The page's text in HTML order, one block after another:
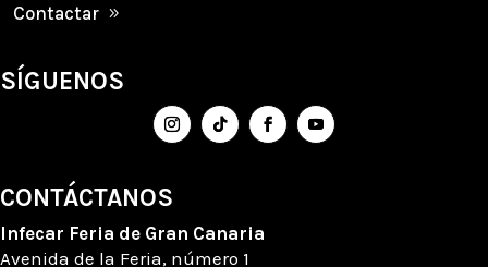
Contactar
SÍGUENOS
CONTÁCTANOS
Infecar Feria de Gran Canaria
Avenida de la Feria, número 1